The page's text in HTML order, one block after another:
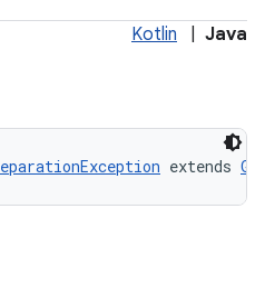
Kotlin Java
extends